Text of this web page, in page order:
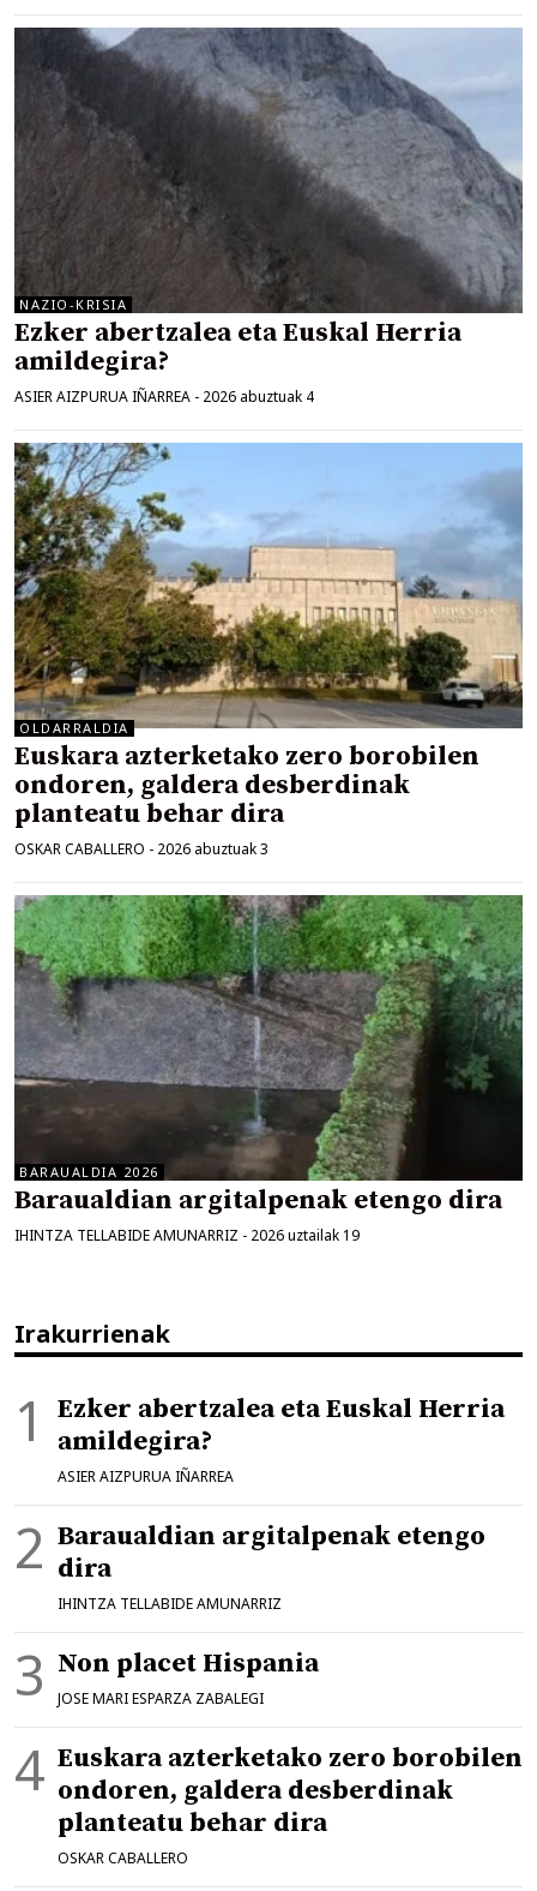
NAZIO-KRISIA
Ezker abertzalea eta Euskal Herria
amildegira?
ASIER AIZPURUA IÑARREA - 2026 abuztuak 4
OLDARRALDIA
Euskara azterketako zero borobilen
ondoren, galdera desberdinak
planteatu behar dira
OSKAR CABALLERO - 2026 abuztuak 3
BARAUALDIA 2026
Baraualdian argitalpenak etengo dira
IHINTZA TELLABIDE AMUNARRIZ - 2026 uztailak 19
Irakurrienak
Ezker abertzalea eta Euskal Herria
amildegira?
ASIER AIZPURUA IÑARREA
Baraualdian argitalpenak etengo
dira
IHINTZA TELLABIDE AMUNARRIZ
Non placet Hispania
JOSE MARI ESPARZA ZABALEGI
Euskara azterketako zero borobilen
ondoren, galdera desberdinak
planteatu behar dira
OSKAR CABALLERO